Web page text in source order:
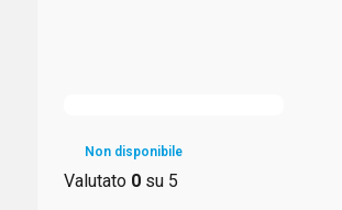
Non disponibile
Valutato 0su 5